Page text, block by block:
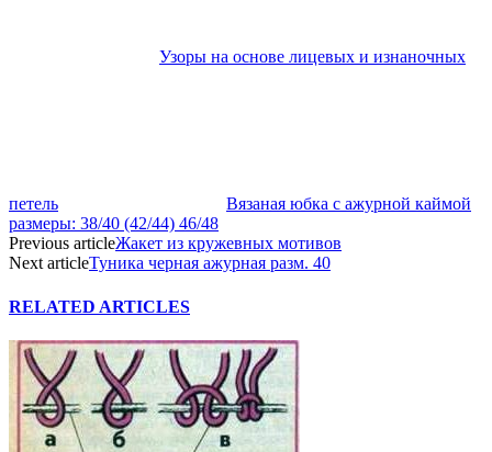
Узоры на основе лицевых и изнаночных
петель
Вязаная юбка с ажурной каймой
размеры: 38/40 (42/44) 46/48
Previous articleЖакет из кружевных мотивов
Next articleТуника черная ажурная разм. 40
RELATED ARTICLES